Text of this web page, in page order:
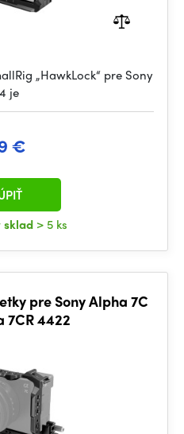
„HawkLock“ pre Sony
je
€
sklad > 5 ks
pre Sony Alpha 7C
7CR 4422